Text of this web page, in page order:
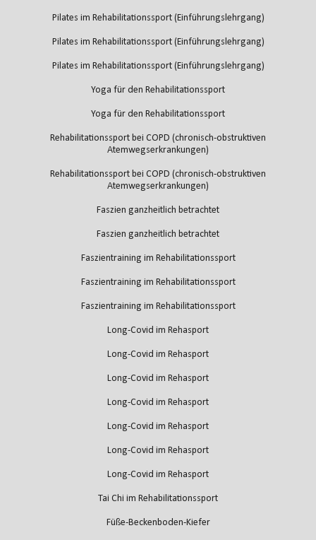
Pilates im Rehabilitationssport (Einführungslehrgang)
Pilates im Rehabilitationssport (Einführungslehrgang)
Pilates im Rehabilitationssport (Einführungslehrgang)
Yoga für den Rehabilitationssport
Yoga für den Rehabilitationssport
Rehabilitationssport bei COPD (chronisch-obstruktiven
Atemwegserkrankungen)
Rehabilitationssport bei COPD (chronisch-obstruktiven
Atemwegserkrankungen)
Faszien ganzheitlich betrachtet
Faszien ganzheitlich betrachtet
Faszientraining im Rehabilitationssport
Faszientraining im Rehabilitationssport
Faszientraining im Rehabilitationssport
Long-Covid im Rehasport
Long-Covid im Rehasport
Long-Covid im Rehasport
Long-Covid im Rehasport
Long-Covid im Rehasport
Long-Covid im Rehasport
Long-Covid im Rehasport
Tai Chi im Rehabilitationssport
Füße-Beckenboden-Kiefer